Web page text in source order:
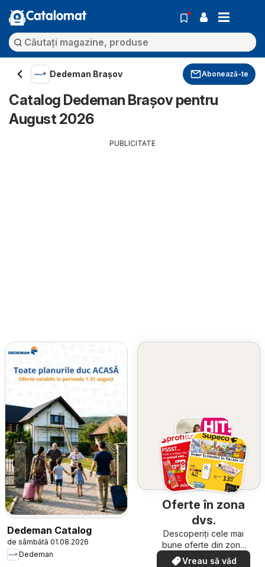
Catalomat
Dedeman Brașov Abonează-te
Catalog Dedeman Brașov pentru
August 2026
PUBLICITATE
Dedeman Catalog
de sâmbătă 01.08.2026
Dedeman
Oferte în zona
dvs.
Descoperiți cele mai
bune oferte din zona
dumneavoastră
Vreau să văd